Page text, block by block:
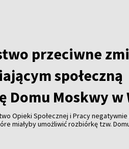
przeciwne
społeczną
Domu Moskwy w
Opieki Społecznej i Pracy
miałyby umożliwić rozbiórkę tzw.